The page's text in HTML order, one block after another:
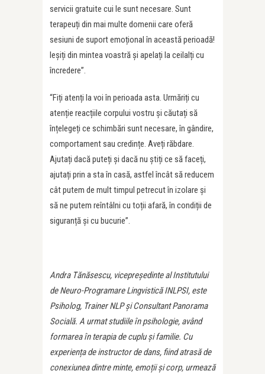
servicii gratuite cui le sunt necesare. Sunt
terapeuți din mai multe domenii care oferă
sesiuni de suport emoțional în această perioadă!
Ieșiți din mintea voastră și apelați la ceilalți cu
încredere”.
“Fiți atenți la voi în perioada asta. Urmăriți cu
atenție reacțiile corpului vostru și căutați să
înțelegeți ce schimbări sunt necesare, în gândire,
comportament sau credințe. Aveți răbdare.
Ajutați dacă puteți și dacă nu știți ce să faceți,
ajutați prin a sta în casă, astfel încât să reducem
cât putem de mult timpul petrecut în izolare și
să ne putem reîntâlni cu toții afară, în condiții de
siguranță și cu bucurie”.
Andra Tănăsescu, vicepreședinte al Institutului
de Neuro-Programare Lingvistică INLPSI, este
Psiholog, Trainer NLP și Consultant Panorama
Socială. A urmat studiile în psihologie, având
formarea în terapia de cuplu și familie. Cu
experiența de instructor de dans, fiind atrasă de
conexiunea dintre minte, emoții și corp, urmează